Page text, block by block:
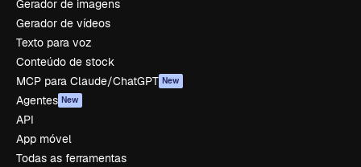
Gerador de imagens
Gerador de vídeos
Texto para voz
Conteúdo de stock
MCP para Claude/ChatGPT New
Agentes New
API
App móvel
Todas as ferramentas